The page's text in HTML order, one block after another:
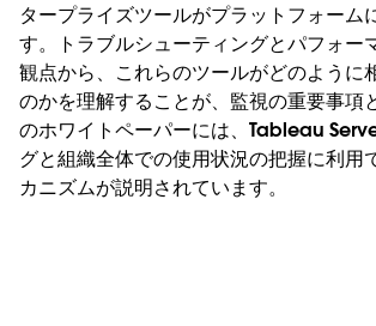
タープライズツールがプラットフォーム
す。トラブルシューティングとパフォー
観点から、これらのツールがどのように
のかを理解することが、監視の重要事項
のホワイトペーパーには、Tableau
グと組織全体での使用状況の把握に利用
カニズムが説明されています。